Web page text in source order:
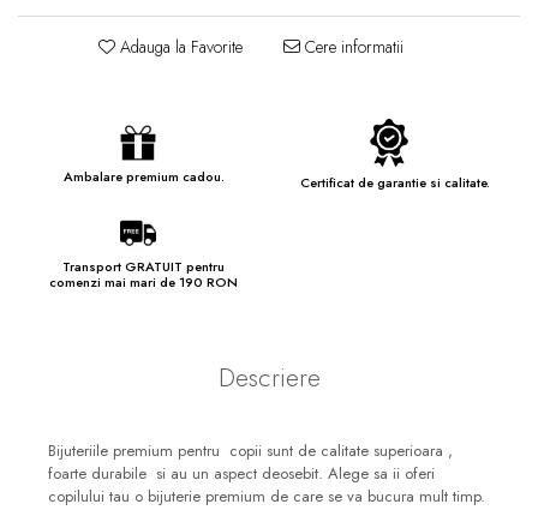
Adauga la Favorite Cere informatii
Ambalare premium cadou. Certificat de garantie si calitate.
Transport GRATUIT pentru
comenzi mai mari de 190 RON
Descriere
Bijuteriile premium pentru copii sunt de calitate superioara ,
foarte durabile si au un aspect deosebit. Alege sa ii oferi
copilului tau o bijuterie premium de care se va bucura mult timp.